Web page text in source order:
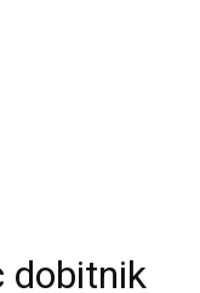
dobitnik